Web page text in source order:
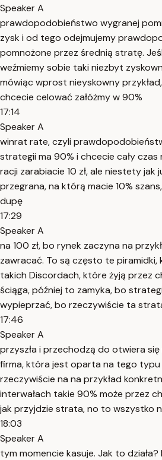
Speaker A
prawdopodobieństwo wygranej
zysk i od tego odejmujemy
pomnożone przez średnią stratę.
weźmiemy sobie taki niezbyt
mówiąc wprost nieyskowny
chcecie celować załóżmy w 90%
17:14
Speaker A
winrat rate, czyli
strategii ma 90% i chcecie cały czas
racji zarabiacie 10 zł, ale niestety jak
przegrana, na którą macie 10%
dupę
17:29
Speaker A
na 100 zł, bo rynek zaczyna na
zawracać. To są często te
takich Discordach, które żyją przez
ściąga, później to zamyka, bo
wypieprzać, bo rzeczywiście ta
17:46
Speaker A
przyszła i przechodzą do otwiera
firma, która jest oparta na tego typu
rzeczywiście na na przykład
interwałach takie 90% może przez
jak przyjdzie strata, no to wszystko
18:03
Speaker A
tym momencie kasuje. Jak to